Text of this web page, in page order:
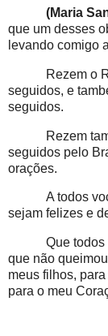
(Maria
que um desses
levando comigo
Rezem o
seguidos, e
seguidos.
Rezem
seguidos pelo
orações.
A todos
sejam felizes e
Que
que não
meus filhos,
para o meu